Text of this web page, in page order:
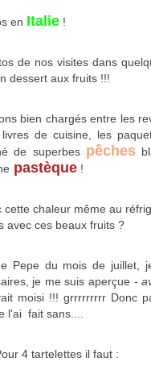
en Italie !
de nos visites dans
dessert aux fruits !!!
bien chargés entre les
de cuisine, les
de superbes pêches
pastèque !
chaleur même au
avec ces beaux fruits ?
Pepe du mois de juillet,
je me suis aperçue -
moisi !!! grrrrrrrrr Donc
l'ai fait sans....
4 tartelettes il faut :